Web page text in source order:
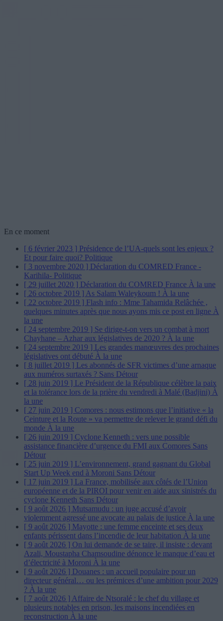
En ce moment
[ 6 février 2023 ] Présidence de l’UA-quels sont les enjeux ?
Et pour faire quoi? Politique
[ 3 novembre 2020 ] Déclaration du COMRED France -
Karihila- Politique
[ 29 juillet 2020 ] Déclaration du COMRED France À la une
[ 26 octobre 2019 ] As Salam Waleykoum ! À la une
[ 22 octobre 2019 ] Flash info : Mme Tahamida Relâchée ,
quelques minutes après que nous ayons mis ce post en ligne À
la une
[ 24 septembre 2019 ] Se dirige-t-on vers un combat à mort
Chayhane – Azhar aux législatives de 2020 ? À la une
[ 24 septembre 2019 ] Les grandes manœuvres des prochaines
législatives ont débuté À la une
[ 8 juillet 2019 ] Les abonnés de SFR victimes d’une arnaque
aux numéros surtaxés ? Sans Détour
[ 28 juin 2019 ] Le Président de la République célèbre la paix
et la tolérance lors de la prière du vendredi à Malé (Badjini) À
la une
[ 27 juin 2019 ] Comores : nous estimons que l’initiative « la
Ceinture et la Route » va permettre de relever le grand défi du
monde À la une
[ 26 juin 2019 ] Cyclone Kenneth : vers une possible
assistance financière d’urgence du FMI aux Comores Sans
Détour
[ 25 juin 2019 ] L’environnement, grand gagnant du Global
Start Up Week end à Moroni Sans Détour
[ 17 juin 2019 ] La France, mobilisée aux côtés de l’Union
européenne et de la PIROI pour venir en aide aux sinistrés du
cyclone Kenneth Sans Détour
[ 9 août 2026 ] Mutsamudu : un juge accusé d’avoir
violemment agressé une avocate au palais de justice À la une
[ 9 août 2026 ] Mayotte : une femme enceinte et ses deux
enfants périssent dans l’incendie de leur habitation À la une
[ 9 août 2026 ] On lui demande de se taire, il insiste : devant
Azali, Moustapha Chamsoudine dénonce le manque d’eau et
d’électricité à Moroni À la une
[ 9 août 2026 ] Douanes : un accueil populaire pour un
directeur général… ou les prémices d’une ambition pour 2029
? À la une
[ 7 août 2026 ] Affaire de Ntsoralé : le chef du village et
plusieurs notables en prison, les maisons incendiées en
reconstruction À la une